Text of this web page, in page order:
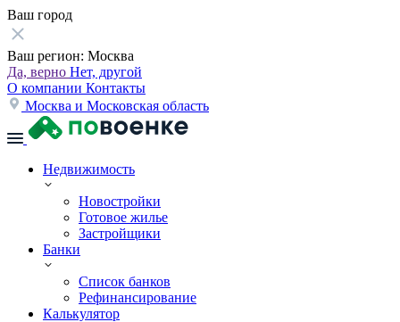
Ваш город
Ваш регион: Москва
Да, верно Нет, другой
О компании Контакты
Москва и Московская область
Недвижимость
Новостройки
Готовое жилье
Застройщики
Банки
Список банков
Рефинансирование
Калькулятор